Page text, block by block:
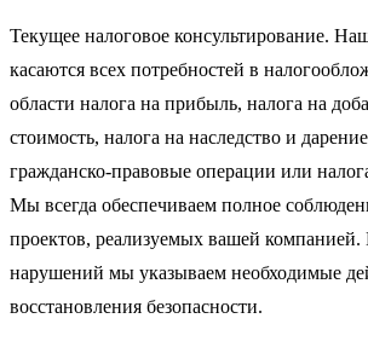
Текущее налоговое консультирование.
касаются всех потребностей в
области налога на прибыль, налога на
стоимость, налога на наследство и
гражданско-правовые операции или
Мы всегда обеспечиваем полное
проектов, реализуемых вашей
нарушений мы указываем необходимые
восстановления безопасности.